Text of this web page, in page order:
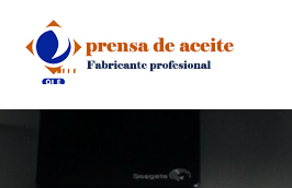
content